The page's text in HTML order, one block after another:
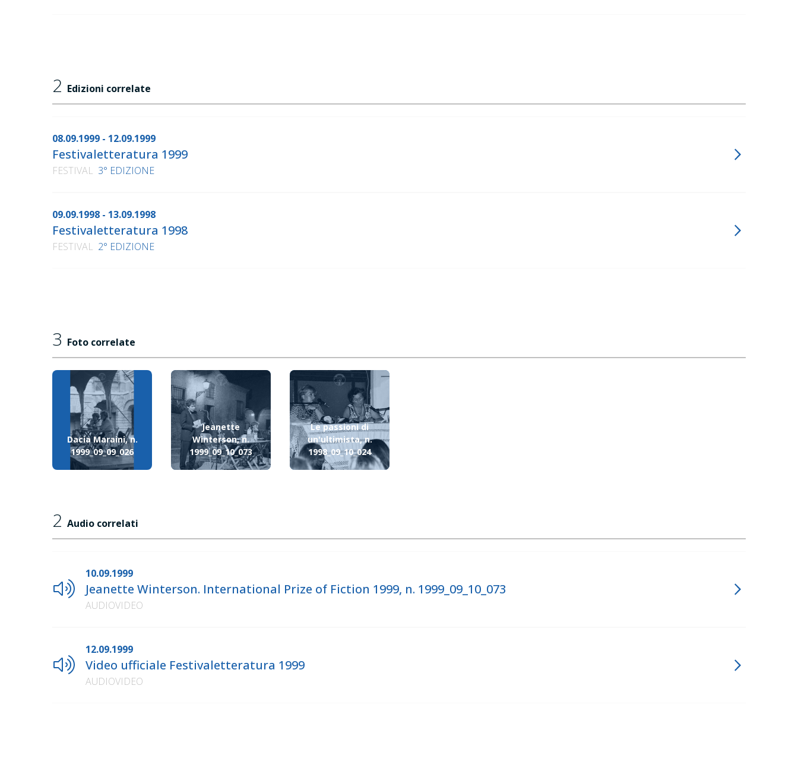
2 Edizioni correlate
08.09.1999 - 12.09.1999
Festivaletteratura 1999
FESTIVAL 3° EDIZIONE
09.09.1998 - 13.09.1998
Festivaletteratura 1998
FESTIVAL 2° EDIZIONE
3 Foto correlate
Dacia Maraini, n.
1999_09_09_026
Jeanette
Winterson, n.
1999_09_10_073
Le passioni di
un'ultimista, n.
1998_09_10_024
2 Audio correlati
10.09.1999
Jeanette Winterson. International Prize of Fiction 1999, n. 1999_09_10_073
AUDIOVIDEO
12.09.1999
Video ufficiale Festivaletteratura 1999
AUDIOVIDEO